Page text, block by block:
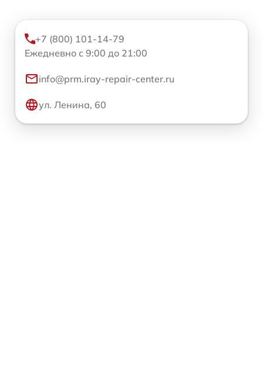
+7 (800) 101-14-79
Ежедневно с 9:00 до 21:00
info@prm.iray-repair-center.ru
ул. Ленина, 60